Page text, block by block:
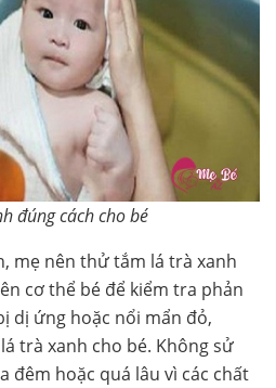
đúng cách cho bé
mẹ nên thử tắm lá trà xanh
cơ thể bé để kiểm tra phản
dị ứng hoặc nổi mẩn đỏ,
trà xanh cho bé. Không sử
đêm hoặc quá lâu vì các chất